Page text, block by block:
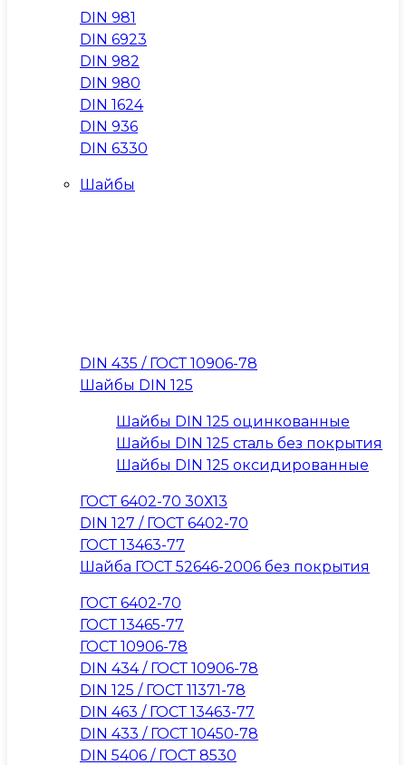
DIN 981
DIN 6923
DIN 982
DIN 980
DIN 1624
DIN 936
DIN 6330
Шайбы
DIN 435 / ГОСТ 10906-78
Шайбы DIN 125
Шайбы DIN 125 оцинкованные
Шайбы DIN 125 сталь без покрытия
Шайбы DIN 125 оксидированные
ГОСТ 6402-70 30Х13
DIN 127 / ГОСТ 6402-70
ГОСТ 13463-77
Шайба ГОСТ 52646-2006 без покрытия
ГОСТ 6402-70
ГОСТ 13465-77
ГОСТ 10906-78
DIN 434 / ГОСТ 10906-78
DIN 125 / ГОСТ 11371-78
DIN 463 / ГОСТ 13463-77
DIN 433 / ГОСТ 10450-78
DIN 5406 / ГОСТ 8530